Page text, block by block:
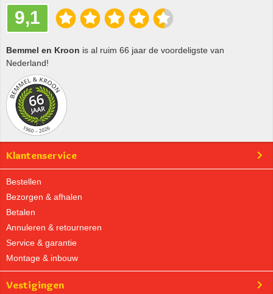
9,1
Bemmel en Kroon is al ruim 66 jaar de voordeligste van
Nederland!
Klantenservice
Bestellen
Bezorgen & afhalen
Betalen
Annuleren & retourneren
Service & garantie
Montage & inbouw
Vestigingen